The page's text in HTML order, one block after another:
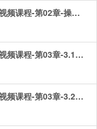
计算机二级VB语言程序设计视频课程-第02章-操作：窗体的结构与属性.mp4
计算机二级VB语言程序设计视频课程-第03章-3.1VisualBasic中的语句.mp4
计算机二级VB语言程序设计视频课程-第03章-3.2编写简单的VisualBasic应用程序.mp4